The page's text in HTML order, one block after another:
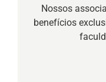
Nossos
benefícios